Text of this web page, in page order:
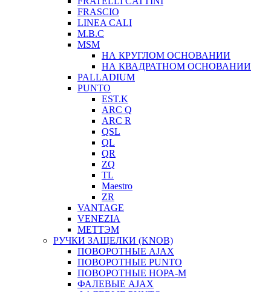
FRASCIO
LINEA CALI
M.B.C
MSM
НА КРУГЛОМ ОСНОВАНИИ
НА КВАДРАТНОМ ОСНОВАНИИ
PALLADIUM
PUNTO
EST.K
ARC Q
ARC R
QSL
QL
QR
ZQ
TL
Maestro
ZR
VANTAGE
VENEZIA
МЕТТЭМ
РУЧКИ ЗАЩЕЛКИ (KNOB)
ПОВОРОТНЫЕ AJAX
ПОВОРОТНЫЕ PUNTO
ПОВОРОТНЫЕ НОРА-М
ФАЛЕВЫЕ AJAX